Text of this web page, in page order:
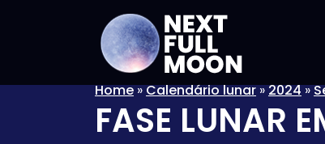
Home»Calendário lunar»2024»
FASE LUNAR